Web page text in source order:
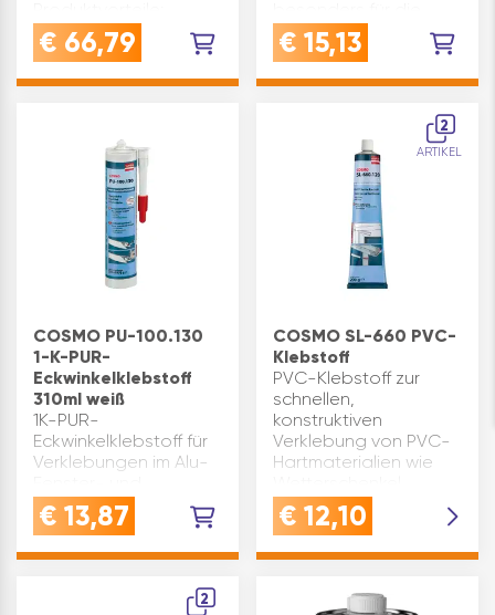
thixotrop (tropft nicht
ab) lösemittelfrei im
Zustand
Witterungsbeständigkeit
€ 66,79
unterschiedlichsten
Anwendungen im
Fahrzeugaufbauten.
€ 15,13
COSMO PU-100.130
1-K-PUR-
Eckwinkelklebstoff
310ml weiß
1K-PUR-
Eckwinkelklebstoff für
Verklebungen im Alu-
Türenbau
Produktvorteile:
universell einsetzbar
€ 13,87
2
ARTIKEL
COSMO SL-660 PVC-
Klebstoff
PVC-Klebstoff zur
schnellen,
konstruktiven
Verklebung von PVC-
Hartmaterialien wie
Zusatzprofile,
Rollladenteile,
Rohre.Durch
eingebaute UV-
Stabilisatoren, wie bei
€ 12,10
2